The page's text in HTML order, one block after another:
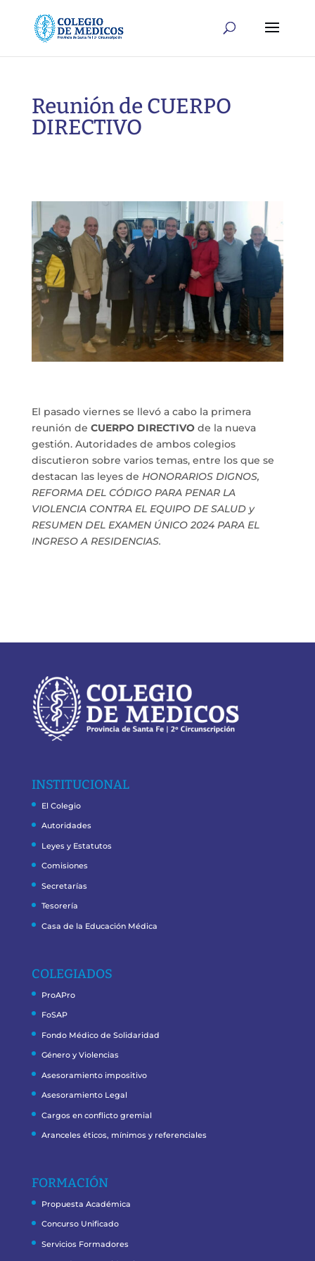
Reunión de CUERPO
DIRECTIVO
El pasado viernes se llevó a cabo la primera
reunión de CUERPO DIRECTIVOde la nueva
gestión. Autoridades de ambos colegios
discutieron sobre varios temas, entre los que se
destacan las leyes de HONORARIOS DIGNOS,
REFORMA DEL CÓDIGO PARA PENAR LA
VIOLENCIA CONTRA EL EQUIPO DE SALUD y
RESUMEN DEL EXAMEN ÚNICO 2024 PARA EL
INGRESO A RESIDENCIAS.
INSTITUCIONAL
El Colegio
Autoridades
Leyes y Estatutos
Comisiones
Secretarías
Tesorería
Casa de la Educación Médica
COLEGIADOS
ProAPro
FoSAP
Fondo Médico de Solidaridad
Género y Violencias
Asesoramiento impositivo
Asesoramiento Legal
Cargos en conflicto gremial
Aranceles éticos, mínimos y referenciales
FORMACIÓN
Propuesta Académica
Concurso Unificado
Servicios Formadores